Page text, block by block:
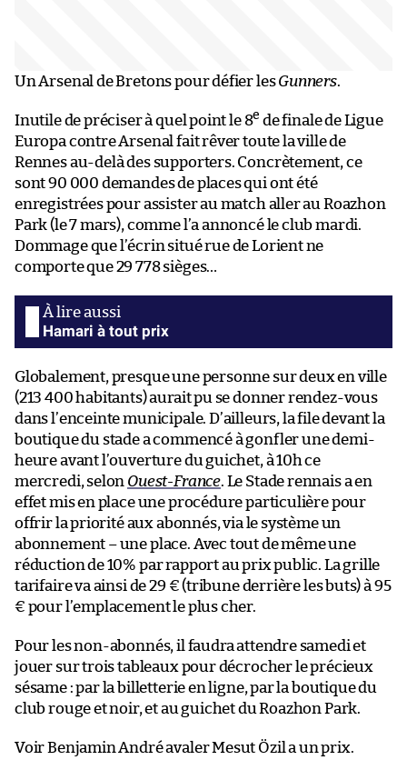
Un Arsenal de Bretons pour défier lesGunners.
Inutile de préciser à quel point le 8e de finale de Ligue
Europa contre Arsenal fait rêver toute la ville de
Rennes au-delà des supporters. Concrètement, ce
sont 90 000 demandes de places qui ont été
enregistrées pour assister au match aller au Roazhon
Park (le 7 mars), comme l’a annoncé le club mardi.
Dommage que l’écrin situé rue de Lorient ne
comporte que 29 778 sièges…
Hamari à tout prix
Globalement, presque une personne sur deux en ville
(213 400 habitants) aurait pu se donner rendez-vous
dans l’enceinte municipale. D’ailleurs, la file devant la
boutique du stade a commencé à gonfler une demi-
heure avant l’ouverture du guichet, à 10h ce
mercredi, selon Ouest-France. Le Stade rennais a en
effet mis en place une procédure particulière pour
offrir la priorité aux abonnés, via le système un
abonnement – une place. Avec tout de même une
réduction de 10% par rapport au prix public. La grille
tarifaire va ainsi de 29 € (tribune derrière les buts) à 95
€ pour l’emplacement le plus cher.
Pour les non-abonnés, il faudra attendre samedi et
jouer sur trois tableaux pour décrocher le précieux
sésame : par la billetterie en ligne, par la boutique du
club rouge et noir, et au guichet du Roazhon Park.
Voir Benjamin André avaler Mesut Özil a un prix.